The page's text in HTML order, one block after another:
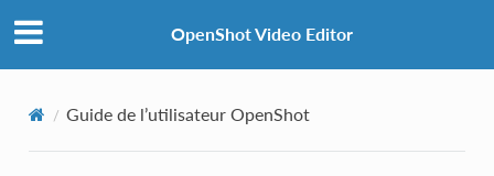
OpenShot Video Editor
Guide de l’utilisateur OpenShot